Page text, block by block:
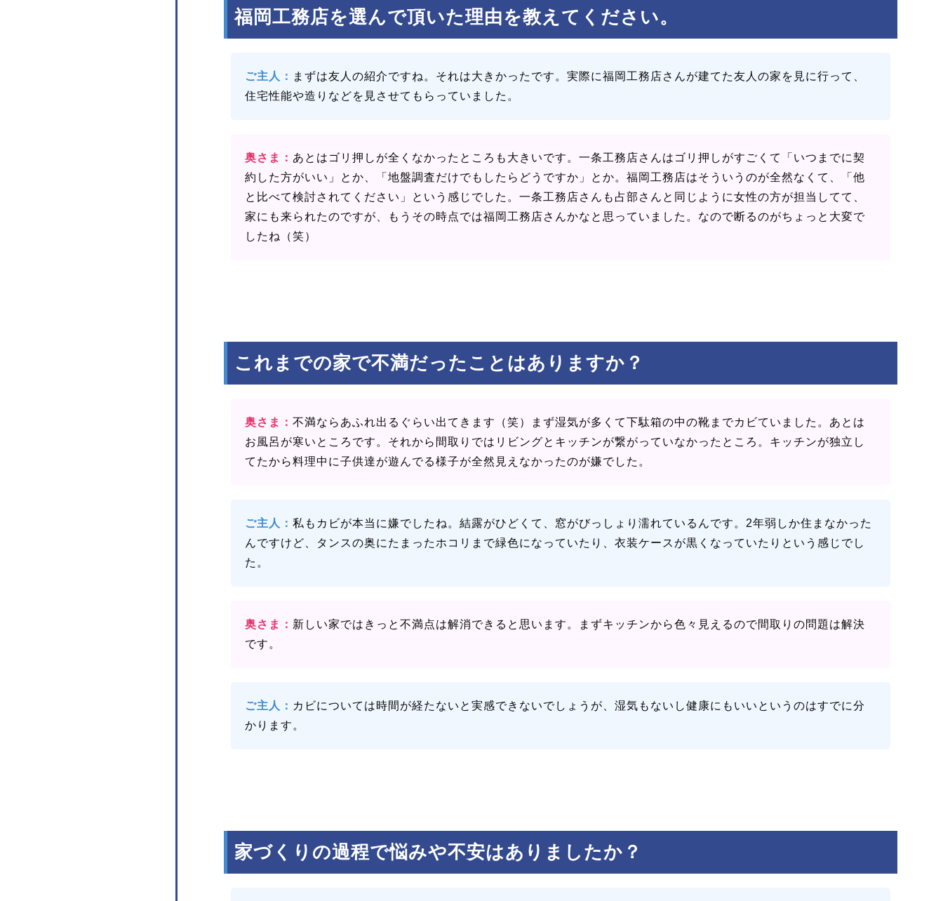
福岡工務店を選んで頂いた理由を教えてください。
ご主人： まずは友人の紹介ですね。それは大きかったです。実際に福岡工務店さんが建てた友人の家を見に行って、
住宅性能や造りなどを見させてもらっていました。
奥さま： あとはゴリ押しが全くなかったところも大きいです。一条工務店さんはゴリ押しがすごくて「いつまでに契
約した方がいい」とか、「地盤調査だけでもしたらどうですか」とか。福岡工務店はそういうのが全然なくて、「他
と比べて検討されてください」という感じでした。一条工務店さんも占部さんと同じように女性の方が担当してて、
家にも来られたのですが、もうその時点では福岡工務店さんかなと思っていました。なので断るのがちょっと大変で
したね（笑）
これまでの家で不満だったことはありますか？
奥さま： 不満ならあふれ出るぐらい出てきます（笑）まず湿気が多くて下駄箱の中の靴までカビていました。あとは
お風呂が寒いところです。それから間取りではリビングとキッチンが繋がっていなかったところ。キッチンが独立し
てたから料理中に子供達が遊んでる様子が全然見えなかったのが嫌でした。
ご主人： 私もカビが本当に嫌でしたね。結露がひどくて、窓がびっしょり濡れているんです。2年弱しか住まなかった
んですけど、タンスの奥にたまったホコリまで緑色になっていたり、衣装ケースが黒くなっていたりという感じでし
た。
奥さま： 新しい家ではきっと不満点は解消できると思います。まずキッチンから色々見えるので間取りの問題は解決
です。
ご主人： カビについては時間が経たないと実感できないでしょうが、湿気もないし健康にもいいというのはすでに分
かります。
家づくりの過程で悩みや不安はありましたか？